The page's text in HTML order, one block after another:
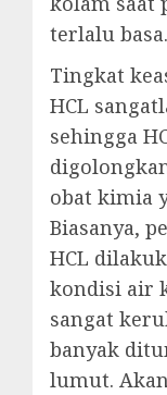
terlalu basa.
Tingkat
HCL
sehingga
obat kimia
Biasanya,
HCL
kondisi air
sangat
banyak
lumut.